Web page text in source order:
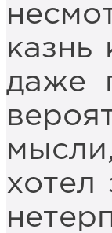
казнь
даже
хотел